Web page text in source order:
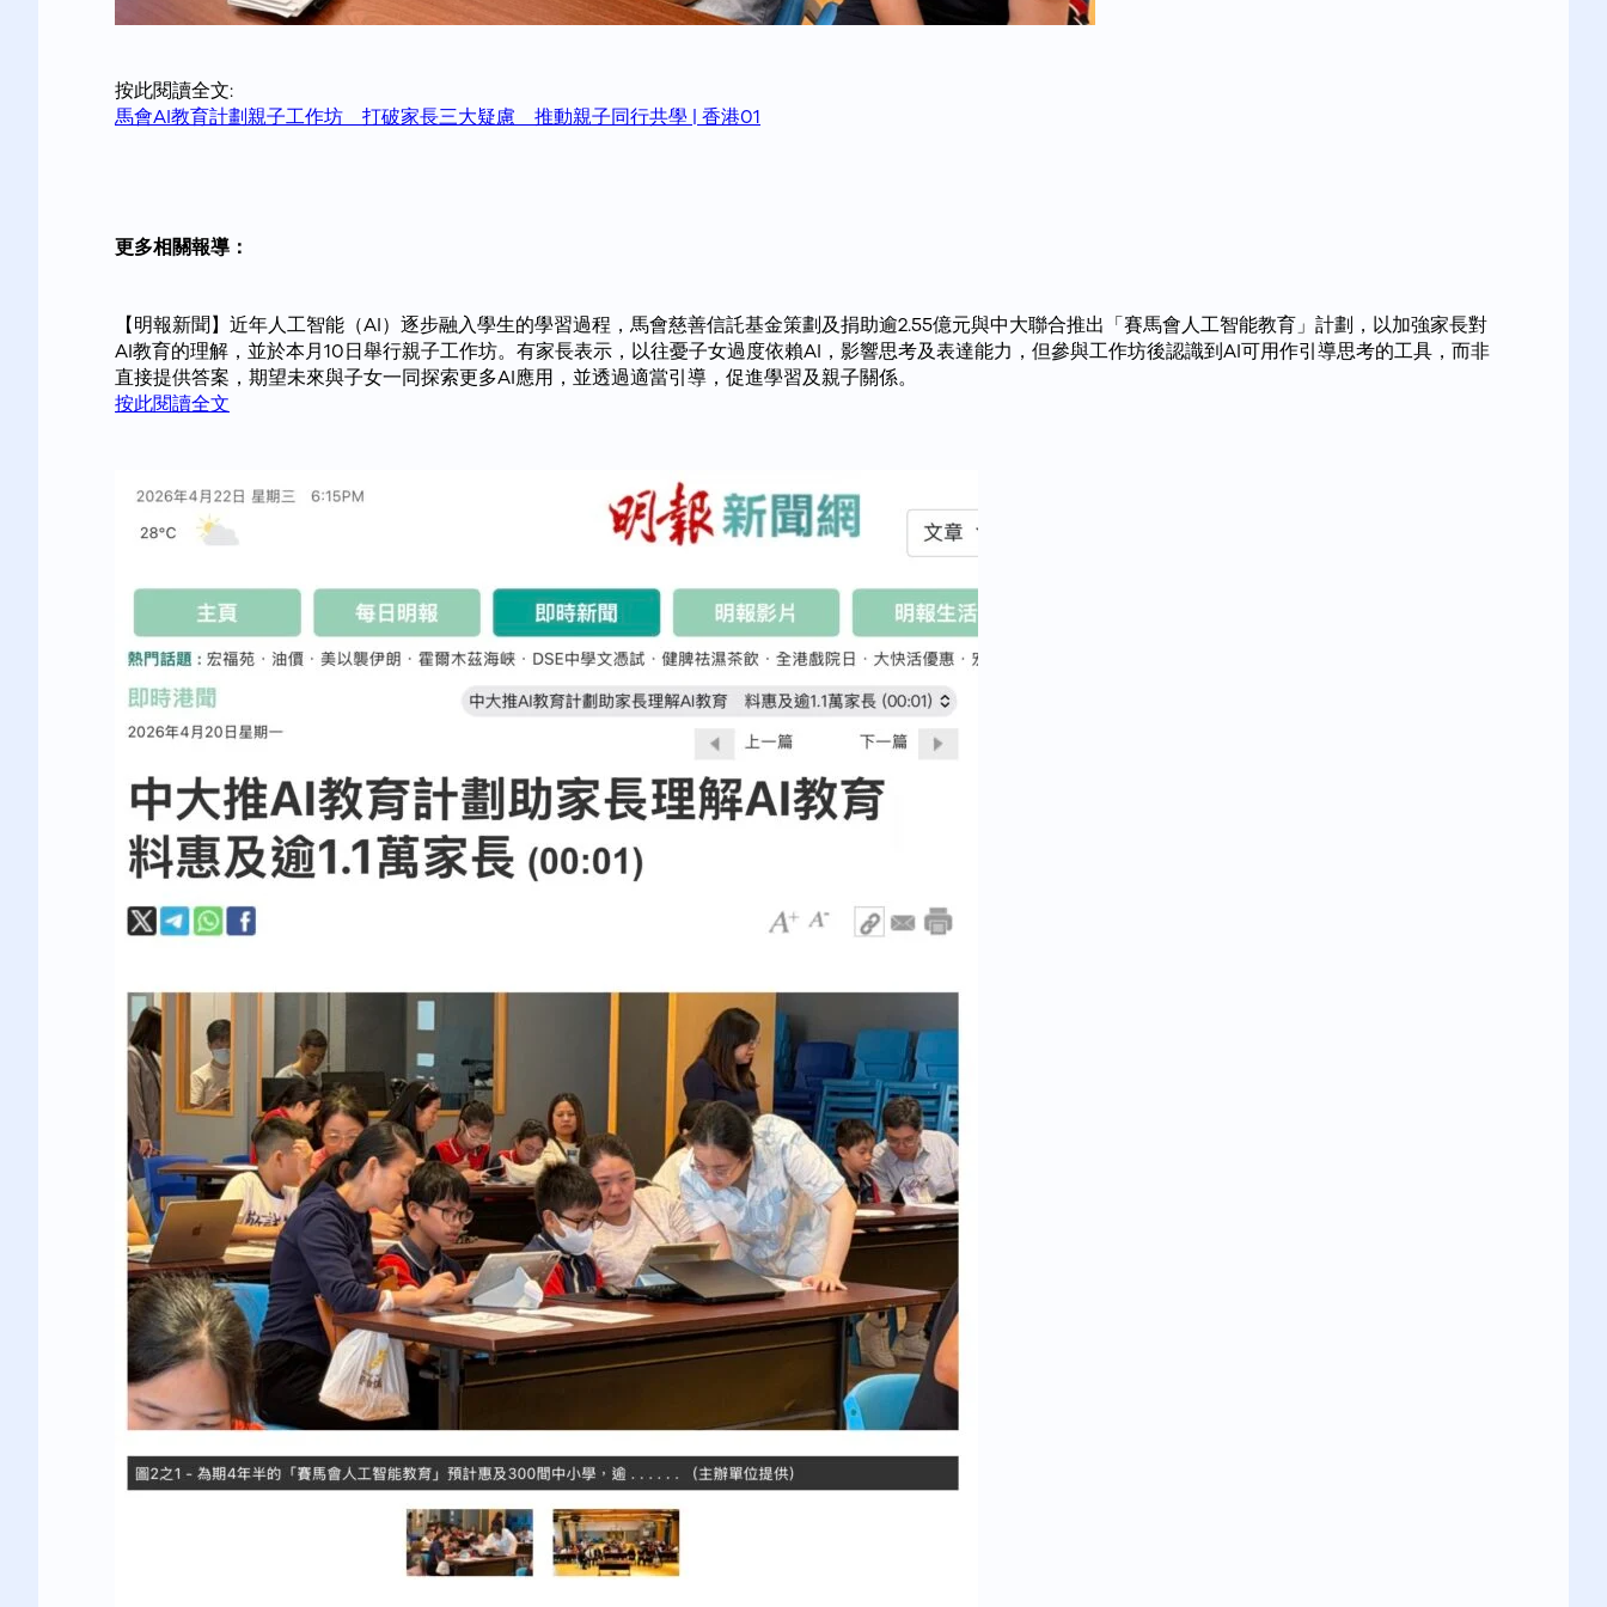
按此閱讀全文:
馬會AI教育計劃親子工作坊 打破家長三大疑慮 推動親子同行共學 | 香港01
更多相關報導：
【明報新聞】近年人工智能（AI）逐步融入學生的學習過程，馬會慈善信託基金策劃及捐助逾2.55億元與中大聯合推出「賽馬會人工智能教育」計劃，以加強家長對
AI教育的理解，並於本月10日舉行親子工作坊。有家長表示，以往憂子女過度依賴AI，影響思考及表達能力，但參與工作坊後認識到AI可用作引導思考的工具，而非
直接提供答案，期望未來與子女一同探索更多AI應用，並透過適當引導，促進學習及親子關係。
按此閱讀全文